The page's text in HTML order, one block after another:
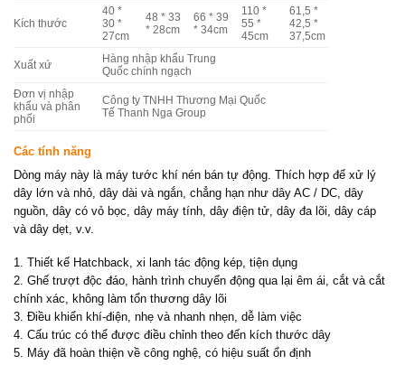
Kích thước
40 *
30 *
27cm
48 * 33
* 28cm
66 * 39
* 34cm
110 *
55 *
45cm
61,5 *
42,5 *
37,5cm
Xuất xứ
Hàng nhập khẩu Trung
Quốc chính ngạch
Đơn vị nhập
khẩu và phân
phối
Công ty TNHH Thương Mại Quốc
Tế Thanh Nga Group
Các tính năng
Dòng máy này là máy tước khí nén bán tự động. Thích hợp để xử lý
dây lớn và nhỏ, dây dài và ngắn, chẳng hạn như dây AC / DC, dây
nguồn, dây có vỏ bọc, dây máy tính, dây điện tử, dây đa lõi, dây cáp
và dây dẹt, v.v.
1. Thiết kế Hatchback, xi lanh tác động kép, tiện dụng
2. Ghế trượt độc đáo, hành trình chuyển động qua lại êm ái, cắt và cắt
chính xác, không làm tổn thương dây lõi
3. Điều khiển khí-điện, nhẹ và nhanh nhẹn, dễ làm việc
4. Cấu trúc có thể được điều chỉnh theo đến kích thước dây
5. Máy đã hoàn thiện về công nghệ, có hiệu suất ổn định